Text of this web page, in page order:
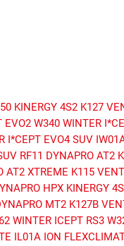
KINERGY 4S2 K127
EVO2 W340 WINTER
I*CEPT EVO4 SUV
RF11 DYNAPRO AT2
AT2 XTREME K115
HPX KINERGY
MT2 K127B
WINTER ICEPT RS3
IL01A ION